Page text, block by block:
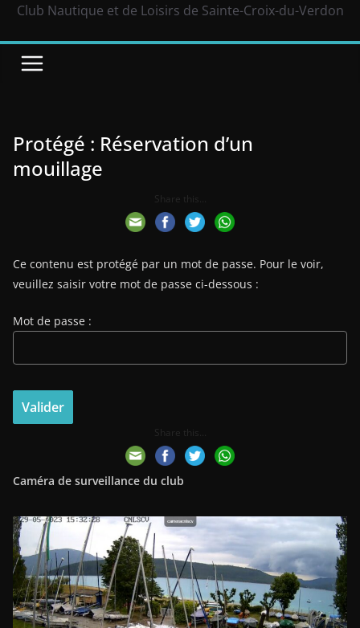
Club Nautique et de Loisirs de Sainte-Croix-du-Verdon
Protégé : Réservation d’un
mouillage
Share this...
Ce contenu est protégé par un mot de passe. Pour le voir,
veuillez saisir votre mot de passe ci-dessous :
Mot de passe :
Share this...
Caméra de surveillance du club